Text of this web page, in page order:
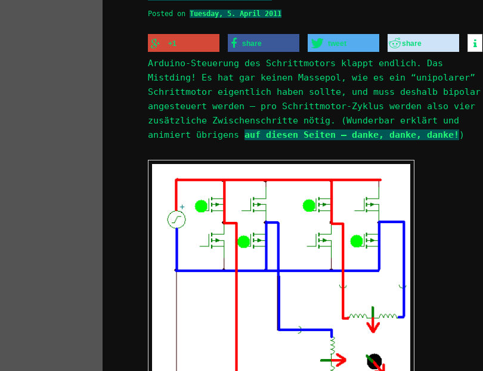
Posted on Tuesday, 5. April 2011
+1 share tweet share
Arduino-Steuerung des Schrittmotors klappt endlich. Das
Mistding! Es hat gar keinen Massepol, wie es ein “unipolarer”
Schrittmotor eigentlich haben sollte, und muss deshalb bipolar
angesteuert werden – pro Schrittmotor-Zyklus werden also vier
zusätzliche Zwischenschritte nötig. (Wunderbar erklärt und
animiert übrigens auf diesen Seiten – danke, danke, danke! )